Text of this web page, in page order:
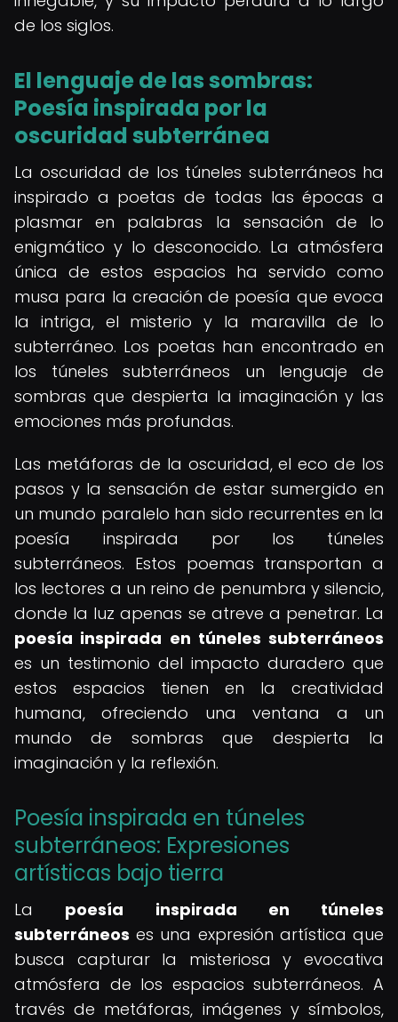
de los siglos.
El lenguaje de las sombras:
Poesía inspirada por la
oscuridad subterránea
La oscuridad de los túneles subterráneos ha
inspirado a poetas de todas las épocas a
plasmar en palabras la sensación de lo
enigmático y lo desconocido. La atmósfera
única de estos espacios ha servido como
musa para la creación de poesía que evoca
la intriga, el misterio y la maravilla de lo
subterráneo. Los poetas han encontrado en
los túneles subterráneos un lenguaje de
sombras que despierta la imaginación y las
emociones más profundas.
Las metáforas de la oscuridad, el eco de los
pasos y la sensación de estar sumergido en
un mundo paralelo han sido recurrentes en la
poesía inspirada por los túneles
subterráneos. Estos poemas transportan a
los lectores a un reino de penumbra y silencio,
donde la luz apenas se atreve a penetrar. La
poesía inspirada en túneles subterráneos
es un testimonio del impacto duradero que
estos espacios tienen en la creatividad
humana, ofreciendo una ventana a un
mundo de sombras que despierta la
imaginación y la reflexión.
Poesía inspirada en túneles
subterráneos: Expresiones
artísticas bajo tierra
La poesía inspirada en túneles
subterráneos es una expresión artística que
busca capturar la misteriosa y evocativa
atmósfera de los espacios subterráneos. A
través de metáforas, imágenes y símbolos,